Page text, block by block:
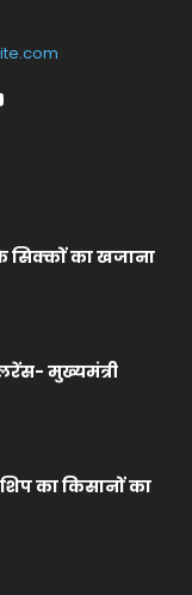
सिक्कों का खजाना
मुख्यमंत्री
का किसानों का